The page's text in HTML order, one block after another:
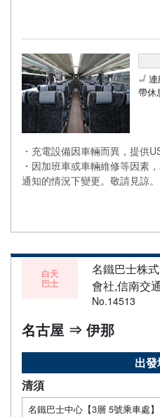
連
帶休
・充電設備因車輛而異，提供
・因加班車或車輛維修等因素
通知的情況下變更。敬請見諒。
白天
巴士
名鐵巴士株
會社,信南交
No.14513
名古屋 ⇒ 伊那
出
清須
名鐵巴士中心【3層 5號乘車處】